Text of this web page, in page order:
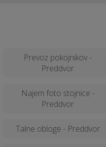
Prevoz pokojnikov -
Preddvor
Najem foto stojnice -
Preddvor
Talne obloge - Preddvor